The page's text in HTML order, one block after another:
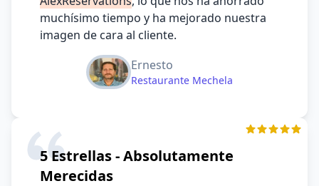
muchísimo tiempo y ha mejorado nuestra
imagen de cara al cliente.
Ernesto
Restaurante Mechela
5 Estrellas - Absolutamente
Merecidas